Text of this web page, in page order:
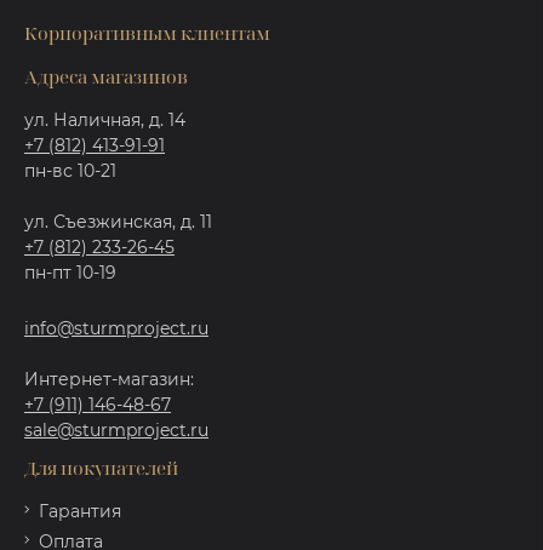
Корпоративным клиентам
Адреса магазинов
ул. Наличная, д. 14
+7 (812) 413-91-91
пн-вс 10-21
ул. Съезжинская, д. 11
+7 (812) 233-26-45
пн-пт 10-19
info@sturmproject.ru
Интернет-магазин:
+7 (911) 146-48-67
sale@sturmproject.ru
Для покупателей
Гарантия
Оплата